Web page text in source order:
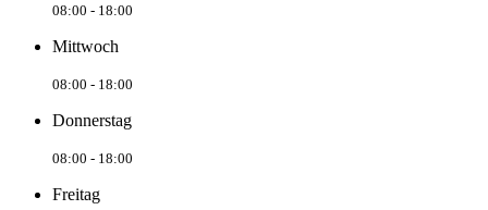
08:00 - 18:00
Mittwoch
08:00 - 18:00
Donnerstag
08:00 - 18:00
Freitag